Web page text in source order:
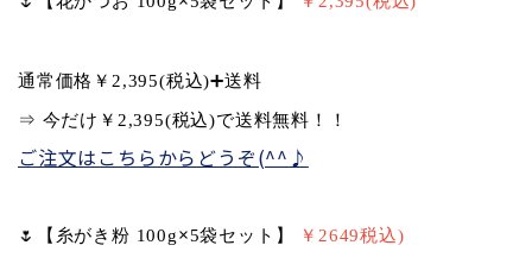
通常価格￥2,395(税込)➕送料
⇒ 今だけ￥2,395(税込)で送料無料！！
ご注文はこちらからどうぞ(^^♪
🌷 【糸がき粉 100g×5袋セット】 ￥2649税込)